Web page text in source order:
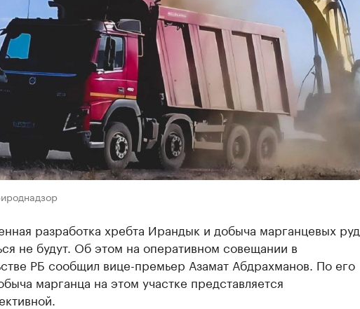
разработка хребта Ирандык и добыча марганцевых руд
не будут. Об этом на оперативном совещании в
РБ сообщил вице-премьер Азамат Абдрахманов. По его
марганца на этом участке представляется